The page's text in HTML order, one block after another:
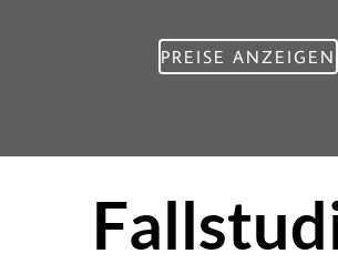
PREISE ANZEIGEN